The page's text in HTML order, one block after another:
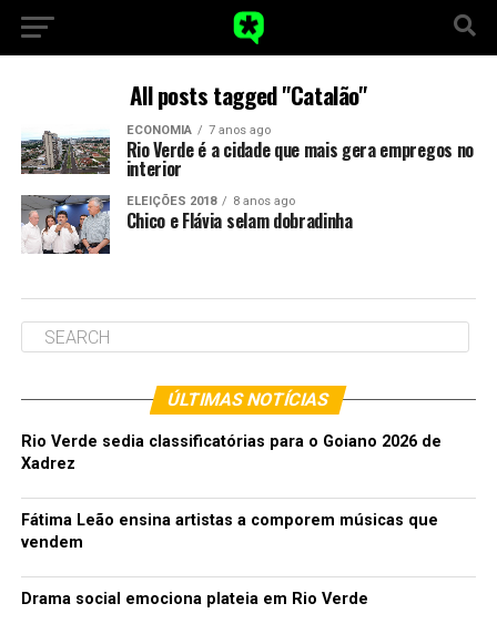
All posts tagged "Catalão"
ECONOMIA 7 anos ago
Rio Verde é a cidade que mais gera empregos no
interior
ELEIÇÕES 2018 8 anos ago
Chico e Flávia selam dobradinha
ÚLTIMAS NOTÍCIAS
Rio Verde sedia classificatórias para o Goiano 2026 de
Xadrez
Fátima Leão ensina artistas a comporem músicas que
vendem
Drama social emociona plateia em Rio Verde